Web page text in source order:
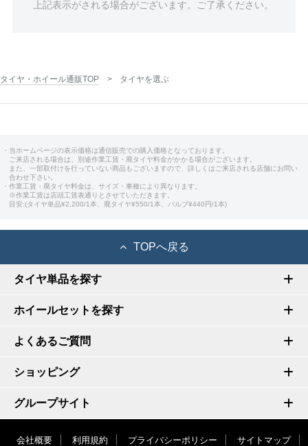
上記表示がされる場合がございます。ご了承ください。
タイヤ・ホイール通販TOP タイヤを選ぶ
・当ホームページの表示価格は通信販売での購入価格となっております。
ご来店される場合は、別途作業工賃・廃タイヤ料金がかかる場合がございます。
また、一部取付けを行っていない商品もございますので、詳しくはご来店される店舗にお問い
合わせ下さい。
・作業工賃・廃タイヤ料金は、サイズ・車種により異なります。
※作業工賃は店頭工賃表通りとさせていただきます。
目安:(タイヤ単品¥2,200/1本、廃タイヤ¥550/1本、バルブ¥440円/1本)
TOPへ戻る
タイヤ単品を探す
ホイールセットを探す
よくあるご質問
ショッピング
グループサイト
会社概要 利用規約 プライバシーポリシー
サイトマップ